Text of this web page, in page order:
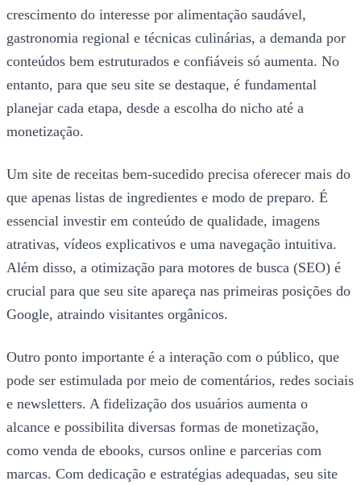
crescimento do interesse por alimentação saudável,
gastronomia regional e técnicas culinárias, a demanda por
conteúdos bem estruturados e confiáveis só aumenta. No
entanto, para que seu site se destaque, é fundamental
planejar cada etapa, desde a escolha do nicho até a
monetização.
Um site de receitas bem-sucedido precisa oferecer mais do
que apenas listas de ingredientes e modo de preparo. É
essencial investir em conteúdo de qualidade, imagens
atrativas, vídeos explicativos e uma navegação intuitiva.
Além disso, a otimização para motores de busca (SEO) é
crucial para que seu site apareça nas primeiras posições do
Google, atraindo visitantes orgânicos.
Outro ponto importante é a interação com o público, que
pode ser estimulada por meio de comentários, redes sociais
e newsletters. A fidelização dos usuários aumenta o
alcance e possibilita diversas formas de monetização,
como venda de ebooks, cursos online e parcerias com
marcas. Com dedicação e estratégias adequadas, seu site